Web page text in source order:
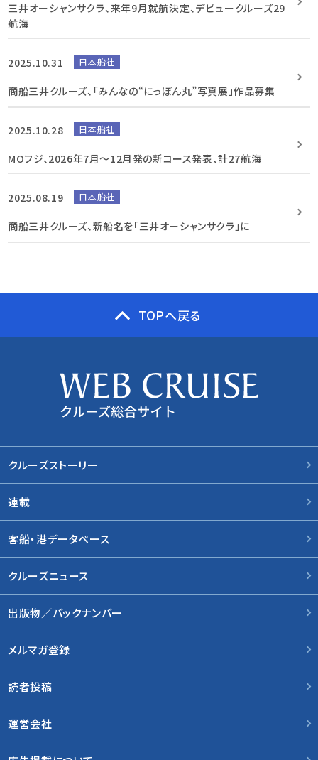
三井オーシャンサクラ、来年9月就航決定、デビュークルーズ29
航海
2025.10.31 日本船社
商船三井クルーズ、「みんなの“にっぽん丸”写真展」作品募集
2025.10.28 日本船社
MOフジ、2026年7月～12月発の新コース発表、計27航海
2025.08.19 日本船社
商船三井クルーズ、新船名を「三井オーシャンサクラ」に
TOPへ戻る
クルーズストーリー
連載
客船・港データベース
クルーズニュース
出版物／バックナンバー
メルマガ登録
読者投稿
運営会社